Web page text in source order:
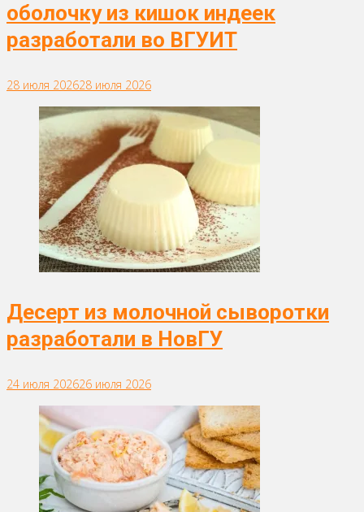
оболочку из кишок индеек
разработали во ВГУИТ
28 июля 202628 июля 2026
Десерт из молочной сыворотки
разработали в НовГУ
24 июля 202626 июля 2026